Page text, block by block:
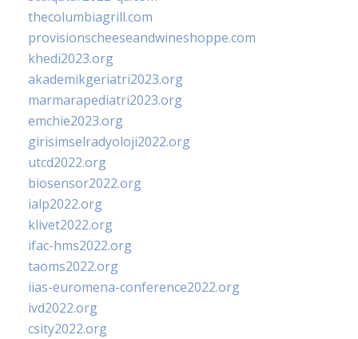
thecolumbiagrill.com
provisionscheeseandwineshoppe.com
khedi2023.org
akademikgeriatri2023.org
marmarapediatri2023.org
emchie2023.org
girisimselradyoloji2022.org
utcd2022.org
biosensor2022.org
ialp2022.org
klivet2022.org
ifac-hms2022.org
taoms2022.org
iias-euromena-conference2022.org
ivd2022.org
csity2022.org